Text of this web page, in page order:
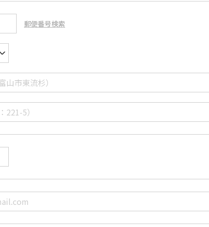
郵便番号検索